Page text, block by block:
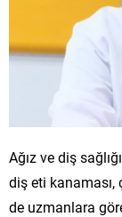
Ağız ve diş
diş eti
de uzmanlara